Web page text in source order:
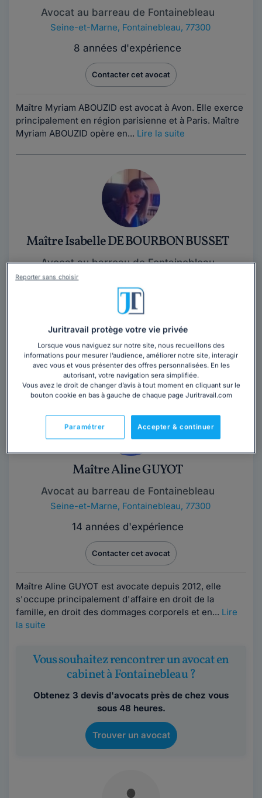
Avocat au barreau de Fontainebleau
Seine-et-Marne, Fontainebleau, 77300
8 années d'expérience
Contacter cet avocat
Maître Myriam ABOUZID est avocat à Avon. Elle exerce
principalement en région parisienne et à Paris. Maître
Myriam ABOUZID opère en... Lire la suite
Maître Isabelle DE BOURBON BUSSET
Avocat au barreau de Fontainebleau
Seine-et-Marne
Maître Isabelle de Bourbon Busset est joignable au 01
64 22 47 68.Forte de quatorze années d’expérience,
Maître Isabelle de Bourbon...Lire la suite
Maître Aline GUYOT
Avocat au barreau de Fontainebleau
Seine-et-Marne, Fontainebleau, 77300
14 années d'expérience
Contacter cet avocat
Maître Aline GUYOT est avocate depuis 2012, elle
s'occupe principalement d'affaire en droit de la
famille, en droit des dommages corporels et en... Lire
la suite
Vous souhaitez rencontrer un avocat en
cabinet à Fontainebleau ?
Obtenez 3 devis d'avocats près de chez vous
sous 48 heures.
Trouver un avocat
Juritravail protège votre vie privée
Lorsque vous naviguez sur notre site, nous recueillons des
informations pour mesurer l’audience, améliorer notre site, interagir
avec vous et vous présenter des offres personnalisées. En les
autorisant, votre navigation sera simplifiée.
Vous avez le droit de changer d’avis à tout moment en cliquant sur le
bouton cookie en bas à gauche de chaque page Juritravail.com
Accepter & continuer
Paramétrer
Reporter sans choisir